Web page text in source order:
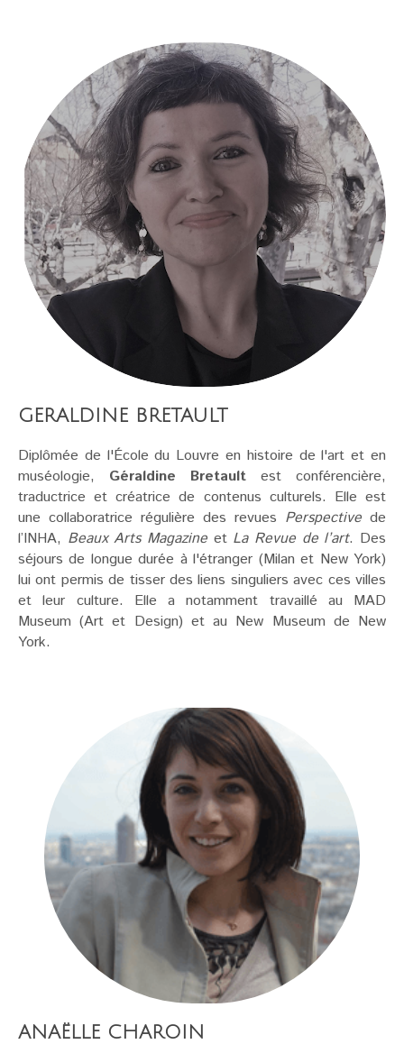
GERALDINE BRETAULT
Diplômée de l'École du Louvre en histoire de l'art et en
muséologie, Géraldine Bretault est conférencière,
traductrice et créatrice de contenus culturels. Elle est
une collaboratrice régulière des revues Perspective de
l’INHA, Beaux Arts Magazine et La Revue de l’art. Des
séjours de longue durée à l'étranger (Milan et New York)
lui ont permis de tisser des liens singuliers avec ces villes
et leur culture. Elle a notamment travaillé au MAD
Museum (Art et Design) et au New Museum de New
York.
ANAËLLE CHAROIN